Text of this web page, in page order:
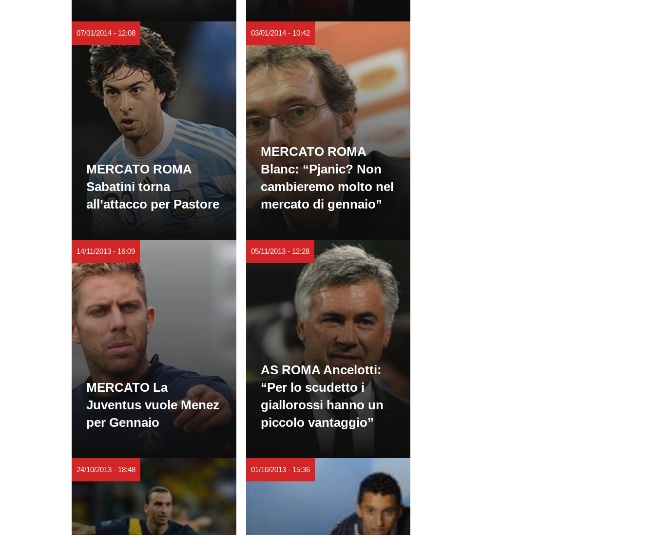
07/01/2014 - 12:08
MERCATO ROMA
Sabatini torna
all’attacco per Pastore
03/01/2014 - 10:42
MERCATO ROMA
Blanc: “Pjanic? Non
cambieremo molto nel
mercato di gennaio”
14/11/2013 - 16:09
MERCATO La
Juventus vuole Menez
per Gennaio
05/11/2013 - 12:28
AS ROMA Ancelotti:
“Per lo scudetto i
giallorossi hanno un
piccolo vantaggio”
24/10/2013 - 18:48 01/10/2013 - 15:36